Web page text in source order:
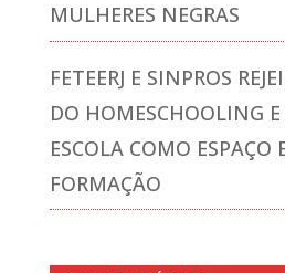
MULHERES NEGRAS
FETEERJ E SINPROS
DO HOMESCHOOLING
ESCOLA COMO ESPAÇO
FORMAÇÃO